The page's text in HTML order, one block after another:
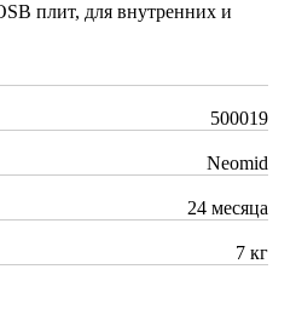
500019
Neomid
24 месяца
7 кг